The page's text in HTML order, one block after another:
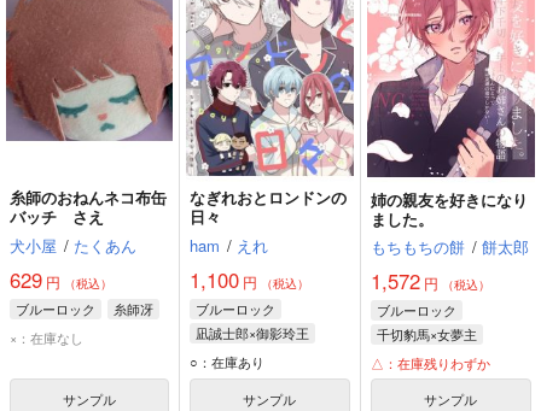
糸師のおねんネコ布缶
バッチ さえ
犬小屋 / たくあん
629 円 （税込）
ブルーロック
糸師冴
×：在庫なし
サンプル
なぎれおとロンドンの
日々
ham / えれ
1,100 円 （税込）
ブルーロック
凪誠士郎×御影玲王
凪誠士郎
○：在庫あり
サンプル
姉の親友を好きになり
ました。
もちもちの餅 / 餅太郎
1,572円 （税込）
ブルーロック
千切豹馬×女夢主
千切豹馬
△：在庫残りわずか
サンプル